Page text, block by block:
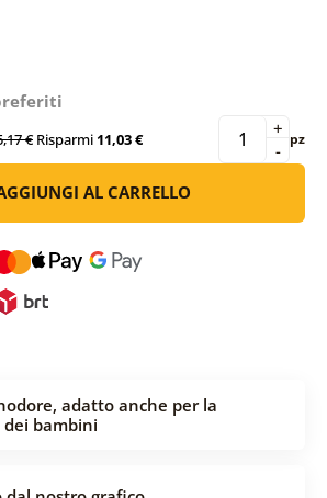
€ Risparmi11,03 € -
+ pz
AL CARRELLO
adatto anche per la
bambini